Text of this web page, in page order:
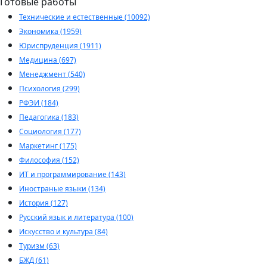
Технические и естественные (10092)
Экономика (1959)
Юриспруденция (1911)
Медицина (697)
Менеджмент (540)
Психология (299)
РФЭИ (184)
Педагогика (183)
Социология (177)
Маркетинг (175)
Философия (152)
ИТ и программирование (143)
Иностраные языки (134)
История (127)
Русский язык и литература (100)
Искусство и культура (84)
Туризм (63)
БЖД (61)